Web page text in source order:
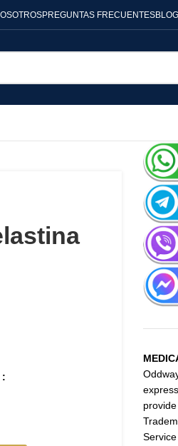
PREGUNTAS FRECUENTESBLOG
: